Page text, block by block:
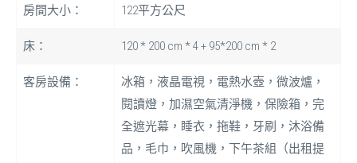
房間大小： 122平方公尺
床： 120 * 200 cm * 4 + 95*200 cm * 2
客房設備：
冰箱，液晶電視，電熱水壺，微波爐，
閱讀燈，加濕空氣清淨機，保險箱，完
全遮光幕，睡衣，拖鞋，牙刷，沐浴備
品，毛巾，吹風機，下午茶組（出租提